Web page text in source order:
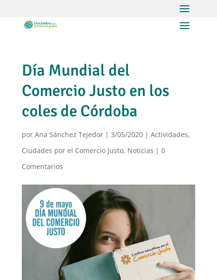
Día Mundial del
Comercio Justo en los
coles de Córdoba
por Ana Sánchez Tejedor| 3/05/2020 | Actividades,
Ciudades por el Comercio Justo, Noticias | 0
Comentarios